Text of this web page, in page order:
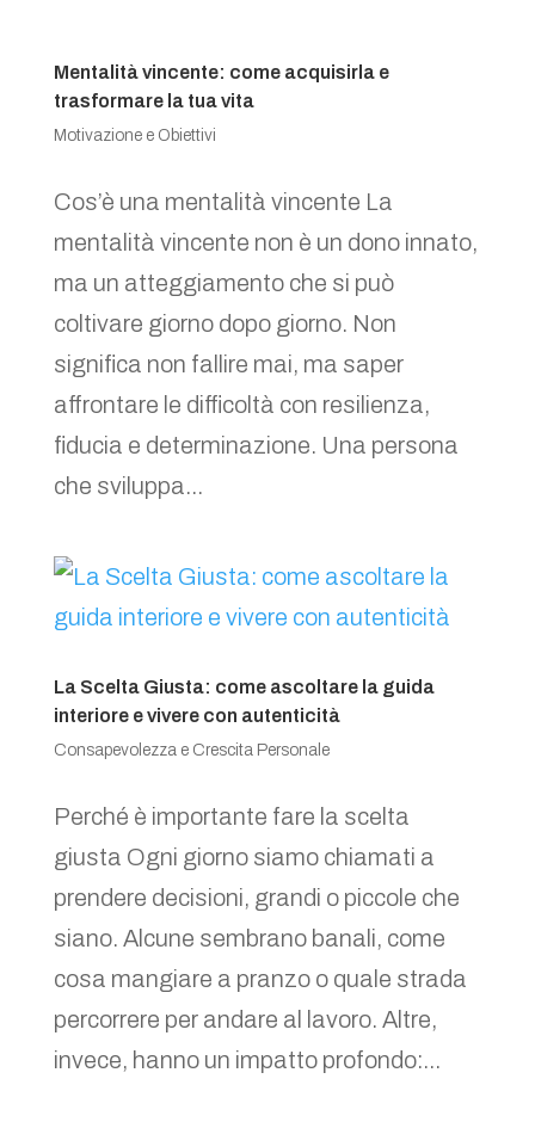
Mentalità vincente: come acquisirla e
trasformare la tua vita
Motivazione e Obiettivi
Cos’è una mentalità vincente La
mentalità vincente non è un dono innato,
ma un atteggiamento che si può
coltivare giorno dopo giorno. Non
significa non fallire mai, ma saper
affrontare le difficoltà con resilienza,
fiducia e determinazione. Una persona
che sviluppa...
La Scelta Giusta: come ascoltare la guida
interiore e vivere con autenticità
Consapevolezza e Crescita Personale
Perché è importante fare la scelta
giusta Ogni giorno siamo chiamati a
prendere decisioni, grandi o piccole che
siano. Alcune sembrano banali, come
cosa mangiare a pranzo o quale strada
percorrere per andare al lavoro. Altre,
invece, hanno un impatto profondo:...